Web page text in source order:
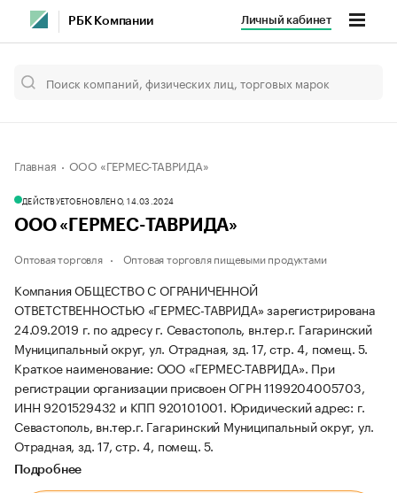
РБК Компании Личный кабинет
Главная ООО «ГЕРМЕС-ТАВРИДА»
ДЕЙСТВУЕТОБНОВЛЕНО, 14.03.2024
ООО «ГЕРМЕС-ТАВРИДА»
Оптовая торговля Оптовая торговля пищевыми продуктами
Компания ОБЩЕСТВО С ОГРАНИЧЕННОЙ
ОТВЕТСТВЕННОСТЬЮ «ГЕРМЕС-ТАВРИДА» зарегистрирована
24.09.2019 г. по адресу г. Севастополь, вн.тер.г. Гагаринский
Муниципальный округ, ул. Отрадная, зд. 17, стр. 4, помещ. 5.
Краткое наименование: ООО «ГЕРМЕС-ТАВРИДА». При
регистрации организации присвоен ОГРН 1199204005703,
ИНН 9201529432 и КПП 920101001. Юридический адрес: г.
Севастополь, вн.тер.г. Гагаринский Муниципальный округ, ул.
Отрадная, зд. 17, стр. 4, помещ. 5.
Подробнее